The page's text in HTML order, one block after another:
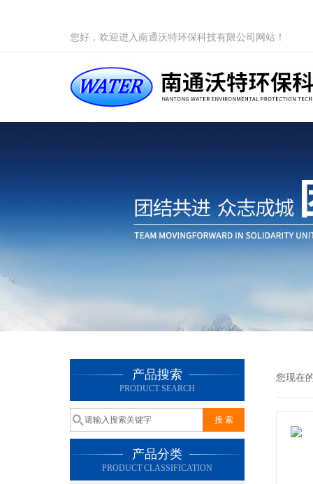
您好，欢迎进入南通沃特环保科技有限公司网站！
产品搜索
PRODUCT SEARCH
产品分类
PRODUCT CLASSIFICATION
您现在